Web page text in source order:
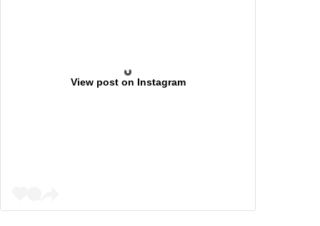
View post on Instagram